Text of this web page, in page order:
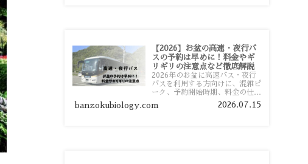
【2026】お盆の高速・夜行バ
スの予約は早めに！料金やギ
リギリの注意点など徹底解説
2026年のお盆に高速バス・夜行
バスを利用する方向けに、混雑ピ
ーク、予約開始時期、料金の仕組
み、キャンセル待ちのコツ、直前
予約の注意点まで詳しく解説しま
banzokubiology.com 2026.07.15